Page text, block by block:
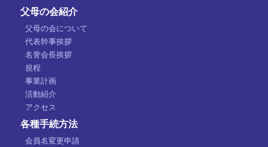
父母の会紹介
父母の会について
代表幹事挨拶
名誉会長挨拶
規程
事業計画
活動紹介
アクセス
各種手続方法
会員名変更申請